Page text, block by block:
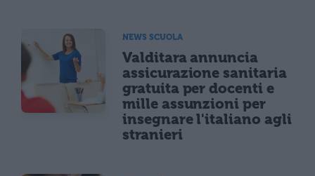
NEWS SCUOLA
Valditara annuncia
assicurazione sanitaria
gratuita per docenti e
mille assunzioni per
insegnare l'italiano agli
stranieri